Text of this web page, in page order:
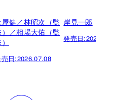
屋健／林昭次（監
）／相場大佑（監
日:2026.07.08
岸見一郎
発売日: